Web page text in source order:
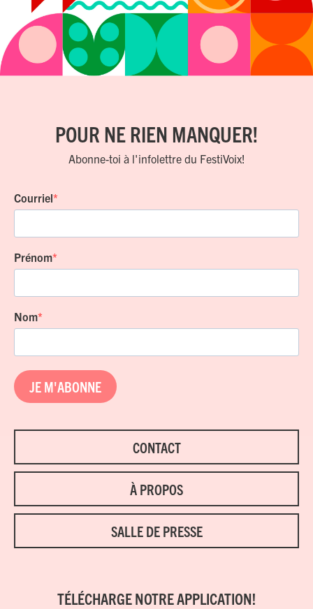
POUR NE RIEN MANQUER!
Abonne-toi à l'infolettre du FestiVoix!
Courriel
Prénom
Nom
JE M'ABONNE
CONTACT
À PROPOS
SALLE DE PRESSE
TÉLÉCHARGE NOTRE APPLICATION!